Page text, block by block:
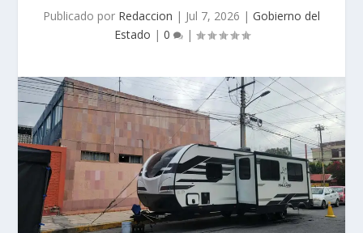
Publicado por Redaccion | Jul 7, 2026 | Gobierno del
Estado | 0 |